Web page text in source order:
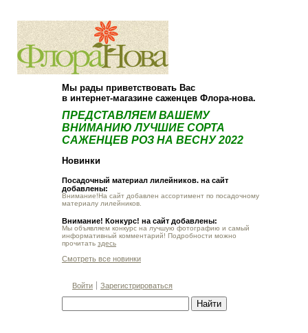
Мы рады приветствовать Вас
в интернет-магазине саженцев Флора-нова.
ПРЕДСТАВЛЯЕМ ВАШЕМУ
ВНИМАНИЮ ЛУЧШИЕ СОРТА
САЖЕНЦЕВ РОЗ НА ВЕСНУ 2022
Новинки
Посадочный материал лилейников. на сайт
добавлены:
Внимание!На сайт добавлен ассортимент по посадочному
материалу лилейников.
Внимание! Конкурс! на сайт добавлены:
Мы объявляем конкурс на лучшую фотографию и самый
информативный комментарий! Подробности можно
прочитать здесь
Смотреть все новинки
Войти Зарегистрироваться